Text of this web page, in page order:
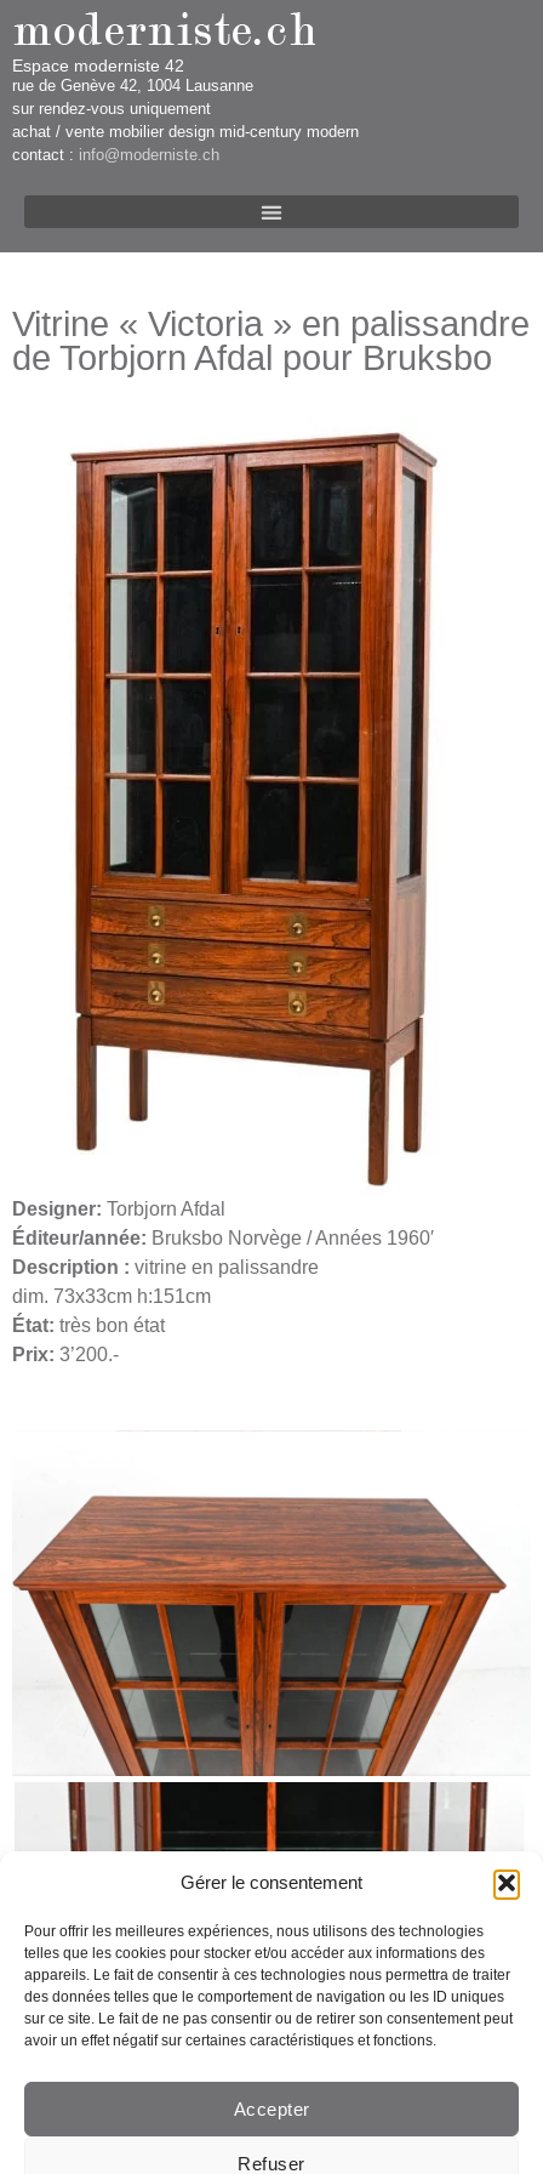
Gérer le consentement
Pour offrir les meilleures expériences, nous utilisons des technologies
telles que les cookies pour stocker et/ou accéder aux informations des
appareils. Le fait de consentir à ces technologies nous permettra de traiter
des données telles que le comportement de navigation ou les ID uniques
sur ce site. Le fait de ne pas consentir ou de retirer son consentement peut
avoir un effet négatif sur certaines caractéristiques et fonctions.
Accepter
Refuser
Espace moderniste 42
rue d​​​​e Genève 42, 1004 Lausanne​​
sur rendez-vous uniquement ​​​
​achat / vente mobilier design mid-century modern
contact : info@moderniste.ch
Vitrine « Victoria » en palissandre
de Torbjorn Afdal pour Bruksbo
Designer: Torbjorn Afdal
Éditeur/année: Bruksbo Norvège / Années 1960′
Description : vitrine en palissandre
dim. 73x33cm h:151cm
État: très bon état
Prix: 3’200.-